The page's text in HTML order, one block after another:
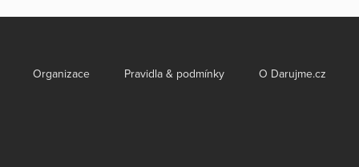
Organizace Pravidla & podmínky O Darujme.cz